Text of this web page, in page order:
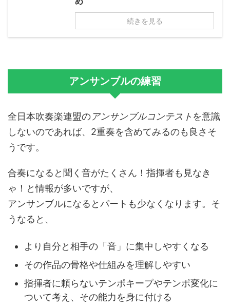
続きを見る
アンサンブルの練習
全日本吹奏楽連盟のアンサンブルコンテスト を意識
しないのであれば、2重奏を含めてみるのも良さそ
うです。
合奏になると聞く音がたくさん！指揮者も見なき
ゃ！と情報が多いですが、
アンサンブルになるとパートも少なくなります。そ
うなると、
より自分と相手の「音」に集中しやすくなる
その作品の骨格や仕組みを理解しやすい
指揮者に頼らないテンポキープやテンポ変化に
ついて考え、その能力を身に付ける